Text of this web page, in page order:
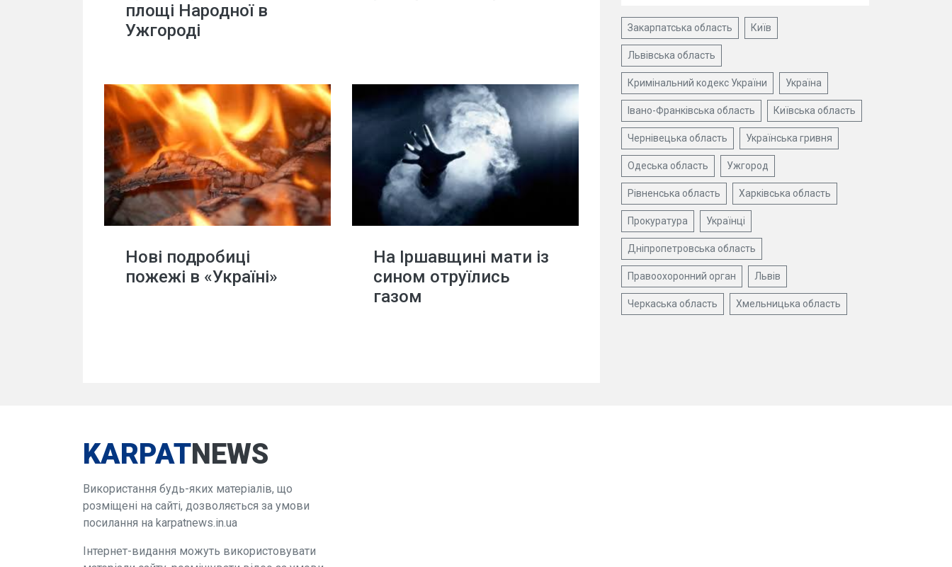
площі Народної в
Ужгороді
Нові подробиці
пожежі в «Україні»
На Іршавщині мати із
сином отруїлись
газом
Закарпатська область Київ
Львівська область
Кримінальний кодекс України Україна
Івано-Франківська область Київська область
Чернівецька область Українська гривня
Одеська область Ужгород
Рівненська область Харківська область
Прокуратура Українці
Дніпропетровська область
Правоохоронний орган Львів
Черкаська область Хмельницька область
KARPATNEWS
Використання будь-яких матеріалів, що
розміщені на сайті, дозволяється за умови
посилання на karpatnews.in.ua
Інтернет-видання можуть використовувати